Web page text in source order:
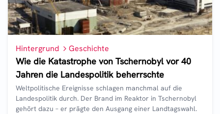
Hintergrund Geschichte
Wie die Katastrophe von Tschernobyl vor 40
Jahren die Landespolitik beherrschte
Weltpolitische Ereignisse schlagen manchmal auf die
Landespolitik durch. Der Brand im Reaktor in Tschernobyl
gehört dazu – er prägte den Ausgang einer Landtagswahl.